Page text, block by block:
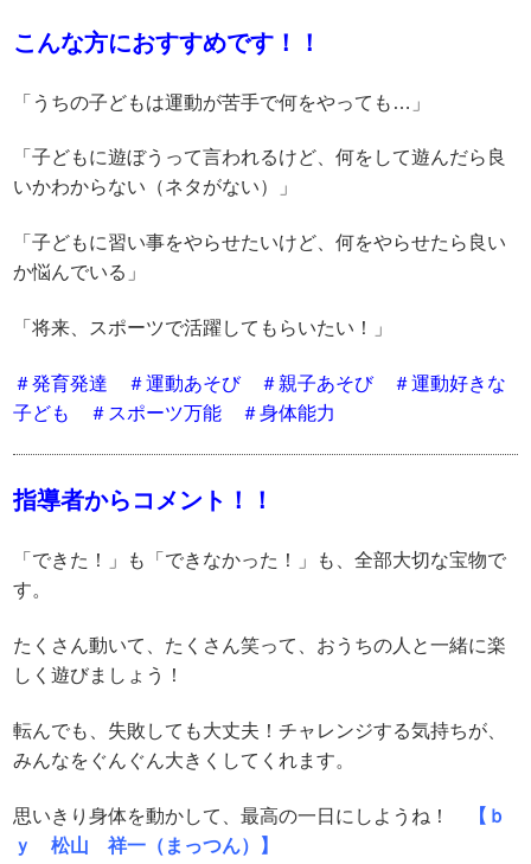
こんな方におすすめです！！
「うちの子どもは運動が苦手で何をやっても…」
「子どもに遊ぼうって言われるけど、何をして遊んだら良
いかわからない（ネタがない）」
「子どもに習い事をやらせたいけど、何をやらせたら良い
か悩んでいる」
「将来、スポーツで活躍してもらいたい！」
＃発育発達 ＃運動あそび ＃親子あそび ＃運動好きな
子ども ＃スポーツ万能 ＃身体能力
指導者からコメント！！
「できた！」も「できなかった！」も、全部大切な宝物で
す。
たくさん動いて、たくさん笑って、おうちの人と一緒に楽
しく遊びましょう！
転んでも、失敗しても大丈夫！チャレンジする気持ちが、
みんなをぐんぐん大きくしてくれます。
思いきり身体を動かして、最高の一日にしようね！
【ｂ
ｙ 松山 祥一（まっつん）】